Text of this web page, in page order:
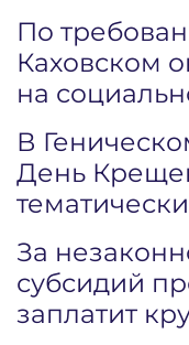
По
Каховском
на
В
День
За
субсидий
заплатит